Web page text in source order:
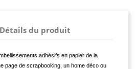
Détails du produit
adhésifs en papier de la
page de scrapbooking, un home déco ou